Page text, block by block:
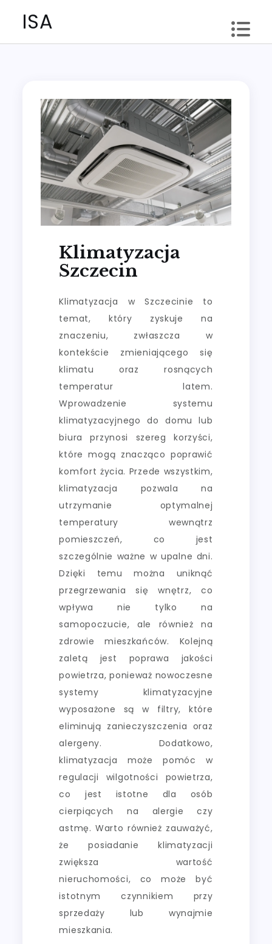
ISA
Klimatyzacja
Szczecin
Klimatyzacja w Szczecinie to
temat, który zyskuje na
znaczeniu, zwłaszcza w
kontekście zmieniającego się
klimatu oraz rosnących
temperatur latem.
Wprowadzenie systemu
klimatyzacyjnego do domu lub
biura przynosi szereg korzyści,
które mogą znacząco poprawić
komfort życia. Przede wszystkim,
klimatyzacja pozwala na
utrzymanie optymalnej
temperatury wewnątrz
pomieszczeń, co jest
szczególnie ważne w upalne dni.
Dzięki temu można uniknąć
przegrzewania się wnętrz, co
wpływa nie tylko na
samopoczucie, ale również na
zdrowie mieszkańców. Kolejną
zaletą jest poprawa jakości
powietrza, ponieważ nowoczesne
systemy klimatyzacyjne
wyposażone są w filtry, które
eliminują zanieczyszczenia oraz
alergeny. Dodatkowo,
klimatyzacja może pomóc w
regulacji wilgotności powietrza,
co jest istotne dla osób
cierpiących na alergie czy
astmę. Warto również zauważyć,
że posiadanie klimatyzacji
zwiększa wartość
nieruchomości, co może być
istotnym czynnikiem przy
sprzedaży lub wynajmie
mieszkania.